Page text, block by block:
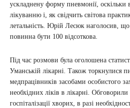
ускладнену форму пневмонії, оскільки
лікуванню і, як свідчить світова
летальність. Юрій Лесюк наголосив, що
повинна бути 100 відсоткова.
Під час розмови була оголошена
Уманській лікарні. Також торкнулися
медпрацівників засобами особистого
необхідних ліків в лікарні. Обговорили
госпіталізації хворих, в разі